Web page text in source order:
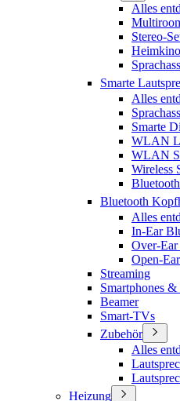
Alles
Stereo-
Smarte
Alles
Smarte
WLAN
WLAN
Wireless
Bluetooth
Alles
In-Ear
Over-
Open-
Streaming
Smartphones &
Beamer
Smart-TVs
Zubehör
Alles
Heizung